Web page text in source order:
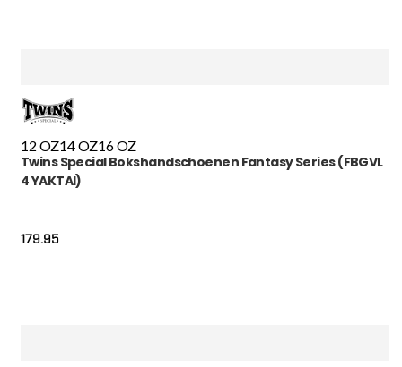
12 OZ14 OZ16 OZ
Twins Special Bokshandschoenen Fantasy Series (FBGVL
4 YAKTAI)
179.95